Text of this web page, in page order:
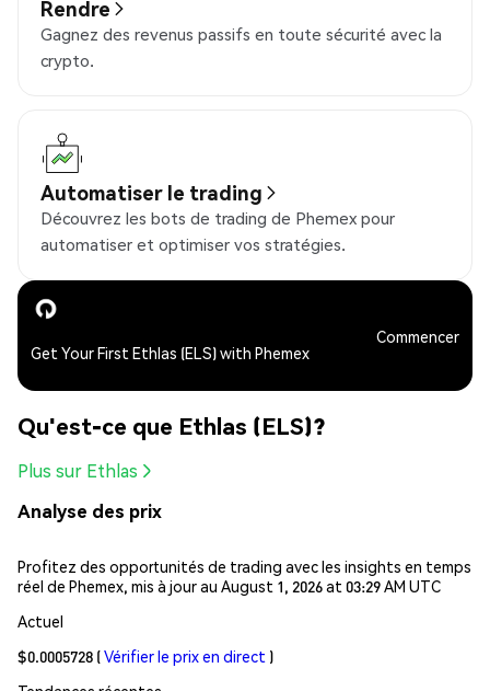
Rendre
Gagnez des revenus passifs en toute sécurité avec la
crypto.
Automatiser le trading
Découvrez les bots de trading de Phemex pour
automatiser et optimiser vos stratégies.
Get Your First Ethlas (ELS) with Phemex
Commencer
Qu'est-ce que Ethlas (ELS)?
Plus sur Ethlas
Analyse des prix
Profitez des opportunités de trading avec les insights en temps
réel de Phemex, mis à jour au August 1, 2026 at 03:29 AM UTC
Actuel
$0.0005728 (Vérifier le prix en direct )